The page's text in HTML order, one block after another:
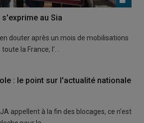
au Sia
douter après un mois de mobilisations
la France, l'…
: le point sur l'actualité nationale
appellent à la fin des blocages, ce n'est